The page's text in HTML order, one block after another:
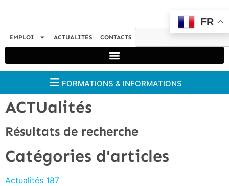
EMPLOI ACTUALITÉS CONTACTS
FORMATIONS & INFORMATIONS
ACTUalités
Résultats de recherche
Catégories d'articles
Actualités 187
FR